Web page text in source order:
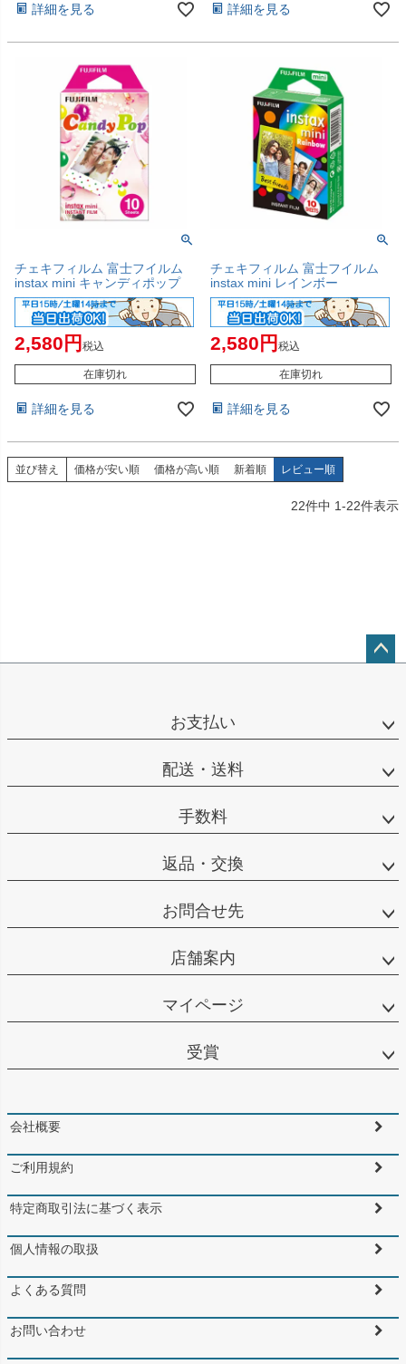
詳細を見る 詳細を見る
チェキフィルム 富士フイルム
instax mini キャンディポップ
2,580 税込
在庫切れ
詳細を見る
チェキフィルム 富士フイルム
instax mini レインボー
2,580 税込
在庫切れ
詳細を見る
並び替え 価格が安い順 価格が高い順 新着順 レビュー順
22件中 1-22件表示
お支払い
配送・送料
手数料
返品・交換
お問合せ先
店舗案内
マイページ
受賞
会社概要
ご利用規約
特定商取引法に基づく表示
個人情報の取扱
よくある質問
お問い合わせ